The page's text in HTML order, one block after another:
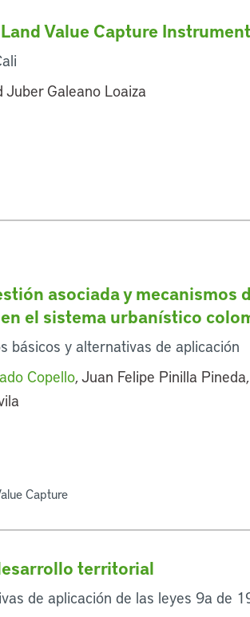
Value Capture
Galeano Loaiza
asociada y
el sistema urbanístico
básicos y alternativas de aplicación
Copello, Juan Felipe Pinilla
Capture
territorial
de aplicación de las leyes 9a de